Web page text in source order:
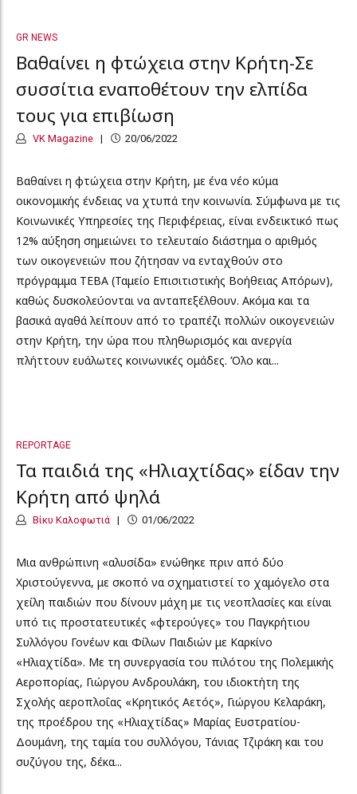
GR NEWS
Βαθαίνει η φτώχεια στην Κρήτη-Σε
συσσίτια εναποθέτουν την ελπίδα
τους για επιβίωση
VK Magazine 20/06/2022
Βαθαίνει η φτώχεια στην Κρήτη, με ένα νέο κύμα
οικονομικής ένδειας να χτυπά την κοινωνία. Σύμφωνα με τις
Κοινωνικές Υπηρεσίες της Περιφέρειας, είναι ενδεικτικό πως
12% αύξηση σημειώνει το τελευταίο διάστημα ο αριθμός
των οικογενειών που ζήτησαν να ενταχθούν στο
πρόγραμμα ΤΕΒΑ (Ταμείο Επισιτιστικής Βοήθειας Απόρων),
καθώς δυσκολεύονται να ανταπεξέλθουν. Ακόμα και τα
βασικά αγαθά λείπουν από το τραπέζι πολλών οικογενειών
στην Κρήτη, την ώρα που πληθωρισμός και ανεργία
πλήττουν ευάλωτες κοινωνικές ομάδες. Όλο και...
REPORTAGE
Τα παιδιά της «Ηλιαχτίδας» είδαν την
Κρήτη από ψηλά
Βίκυ Καλοφωτιά 01/06/2022
Μια ανθρώπινη «αλυσίδα» ενώθηκε πριν από δύο
Χριστούγεννα, με σκοπό να σχηματιστεί το χαμόγελο στα
χείλη παιδιών που δίνουν μάχη με τις νεοπλασίες και είναι
υπό τις προστατευτικές «φτερούγες» του Παγκρήτιου
Συλλόγου Γονέων και Φίλων Παιδιών με Καρκίνο
«Ηλιαχτίδα». Με τη συνεργασία του πιλότου της Πολεμικής
Αεροπορίας, Γιώργου Ανδρουλάκη, του ιδιοκτήτη της
Σχολής αεροπλοΐας «Κρητικός Αετός», Γιώργου Κελαράκη,
της προέδρου της «Ηλιαχτίδας» Μαρίας Ευστρατίου-
Δουμάνη, της ταμία του συλλόγου, Τάνιας Τζιράκη και του
συζύγου της, δέκα...